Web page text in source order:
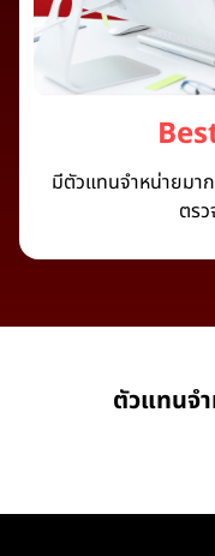
มีตัวแทนจำหน่ายมา
ตร
ตัวแทนจ